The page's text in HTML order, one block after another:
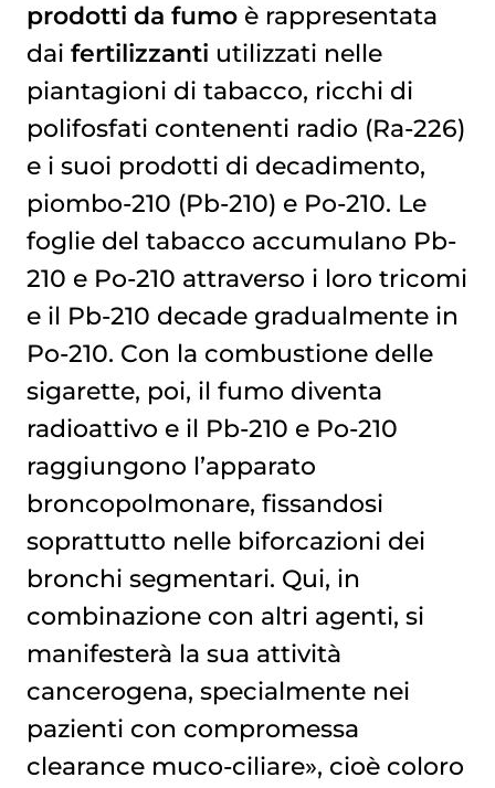
prodotti da fumoè rappresentata
dai fertilizzanti utilizzati nelle
piantagioni di tabacco, ricchi di
polifosfati contenenti radio (Ra-226)
e i suoi prodotti di decadimento,
piombo-210 (Pb-210) e Po-210. Le
foglie del tabacco accumulano Pb-
210 e Po-210 attraverso i loro tricomi
e il Pb-210 decade gradualmente in
Po-210. Con la combustione delle
sigarette, poi, il fumo diventa
radioattivo e il Pb-210 e Po-210
raggiungono l’apparato
broncopolmonare, fissandosi
soprattutto nelle biforcazioni dei
bronchi segmentari. Qui, in
combinazione con altri agenti, si
manifesterà la sua attività
cancerogena, specialmente nei
pazienti con compromessa
clearance muco-ciliare», cioè coloro